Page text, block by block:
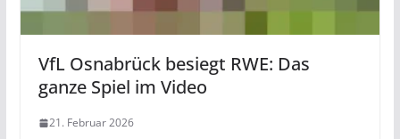
VfL Osnabrück besiegt RWE: Das
ganze Spiel im Video
21. Februar 2026